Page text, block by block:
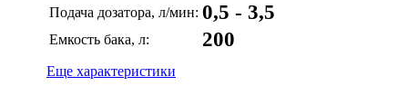
Подача дозатора, л/мин: 0,5 - 3,5
Емкость бака, л: 200
Еще характеристики